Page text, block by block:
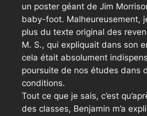
un poster géant de Jim
baby-foot. Malheureusement,
plus du texte original des
M. S., qui expliquait dans son
cela était absolument
poursuite de nos études dans
conditions.
Tout ce que je sais, c’est
des classes, Benjamin m’a